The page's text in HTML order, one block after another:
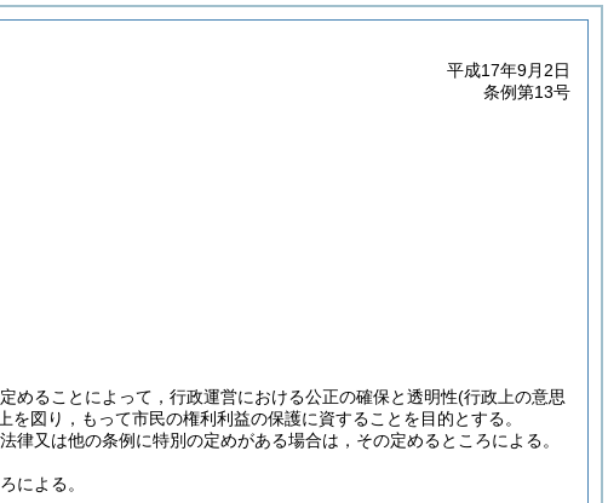
平成17年9月2日
条例第13号
めることによって，行政運営における公正の確保と透明性(行政上の意思
を図り，もって市民の権利利益の保護に資することを目的とする。
律又は他の条例に特別の定めがある場合は，その定めるところによる。
による。